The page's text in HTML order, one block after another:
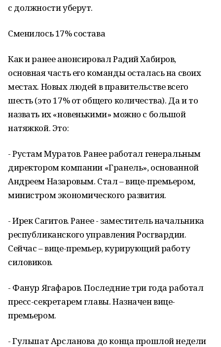
с должности уберут.
Сменилось 17% состава
Как и ранее анонсировал Радий Хабиров,
основная часть его команды осталась на своих
местах. Новых людей в правительстве всего
шесть (это 17% от общего количества). Да и то
назвать их «новенькими» можно с большой
натяжкой. Это:
- Рустам Муратов. Ранее работал генеральным
директором компании «Гранель», основанной
Андреем Назаровым. Стал – вице-премьером,
министром экономического развития.
- Ирек Сагитов. Ранее - заместитель начальника
республиканского управления Росгвардии.
Сейчас – вице-премьер, курирующий работу
силовиков.
- Фанур Ягафаров. Последние три года работал
пресс-секретарем главы. Назначен вице-
премьером.
- Гульшат Арсланова до конца прошлой недели